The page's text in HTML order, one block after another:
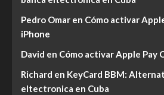
Pedro Omar en Cómo activar
iPhone
David en Cómo activar Apple Pay
Richard en KeyCard BBM:
eltectronica en Cuba